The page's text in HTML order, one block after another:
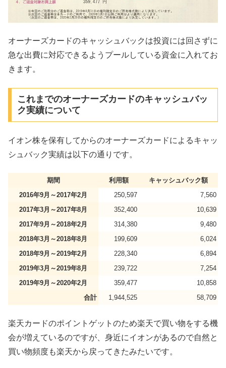
オーナーズカードのキャッシュバックは投資には回さずに
急な出費に対応できるようプールしている資金に入れてお
きます。
これまでのオーナーズカードのキャッシュバッ
ク実績について
イオン株を保有してからのオーナーズカードによるキャッ
シュバック実績は以下の通りです。
期間 利用額
キャッシュバック額
2016年9月～2017年2月
250,597
7,560
2017年3月～2017年8月
352,400
10,639
2017年9月～2018年2月
314,380
9,480
2018年3月～2018年8月
199,609
6,024
2018年9月～2019年2月
228,340
6,894
2019年3月～2019年8月
239,722
7,254
2019年9月～2020年2月
359,477
10,858
合計
1,944,525 58,709
楽天カードのポイントゲットのため楽天で買い物をする機
会が増えているのですが、身近にイオンがあるので自然と
買い物頻度も楽天から戻ってきたみたいです。